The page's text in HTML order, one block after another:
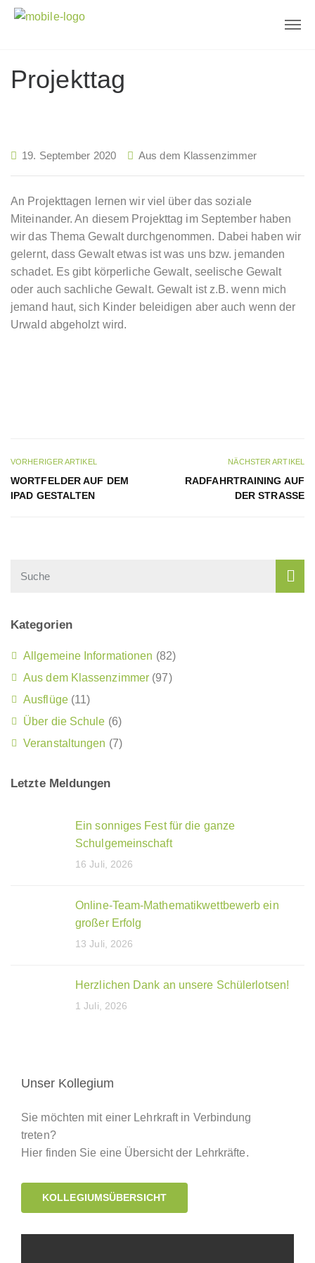
Projekttag
19. September 2020 Aus dem Klassenzimmer
An Projekttagen lernen wir viel über das soziale
Miteinander. An diesem Projekttag im September haben
wir das Thema Gewalt durchgenommen. Dabei haben wir
gelernt, dass Gewalt etwas ist was uns bzw. jemanden
schadet. Es gibt körperliche Gewalt, seelische Gewalt
oder auch sachliche Gewalt. Gewalt ist z.B. wenn mich
jemand haut, sich Kinder beleidigen aber auch wenn der
Urwald abgeholzt wird.
VORHERIGER ARTIKEL
WORTFELDER AUF DEM
IPAD GESTALTEN
NÄCHSTER ARTIKEL
RADFAHRTRAINING AUF
DER STRASSE
Kategorien
Allgemeine Informationen (82)
Aus dem Klassenzimmer (97)
Ausflüge(11)
Über die Schule (6)
Veranstaltungen (7)
Letzte Meldungen
Ein sonniges Fest für die ganze
Schulgemeinschaft
16 Juli, 2026
Online-Team-Mathematikwettbewerb ein
großer Erfolg
13 Juli, 2026
Herzlichen Dank an unsere Schülerlotsen!
1 Juli, 2026
Unser Kollegium
Sie möchten mit einer Lehrkraft in Verbindung
treten?
Hier finden Sie eine Übersicht der Lehrkräfte.
KOLLEGIUMSÜBERSICHT